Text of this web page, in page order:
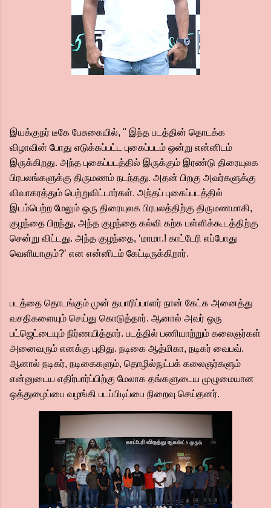
இயக்குநர் டீகே பேசுகையில், '' இந்த படத்தின் தொடக்க
விழாவின் போது எடுக்கப்பட்ட புகைப்படம் ஒன்று என்னிடம்
இருக்கிறது. அந்த புகைப்படத்தில் இருக்கும் இரண்டு திரையுலக
பிரபலங்களுக்கு திருமணம் நடந்தது. அதன் பிறகு அவர்களுக்கு
விவாகரத்தும் பெற்றுவிட்டார்கள். அந்தப் புகைப்படத்தில்
இடம்பெற்ற மேலும் ஒரு திரையுலக பிரபலத்திற்கு திருமணமாகி,
குழந்தை பிறந்து, அந்த குழந்தை கல்வி கற்க பள்ளிக்கூடத்திற்கு
சென்று விட்டது. அந்த குழந்தை, ‘மாமா.! காட்டேரி எப்போது
வெளியாகும்?’ என என்னிடம் கேட்டிருக்கிறார்.
படத்தை தொடங்கும் முன் தயாரிப்பாளர் நான் கேட்க அனைத்து
வசதிகளையும் செய்து கொடுத்தார். ஆனால் அவர் ஒரு
பட்ஜெட்டையும் நிர்ணயித்தார். படத்தில் பணியாற்றும் கலைஞர்கள்
அனைவரும் எனக்கு புதிது. நடிகை ஆத்மிகா, நடிகர் வைபவ்.
ஆனால் நடிகர், நடிகைகளும், தொழில்நுட்பக் கலைஞர்களும்
என்னுடைய எதிர்பார்ப்பிற்கு மேலாக தங்களுடைய முழுமையான
ஒத்துழைப்பை வழங்கி படப்பிடிப்பை நிறைவு செய்தனர்.